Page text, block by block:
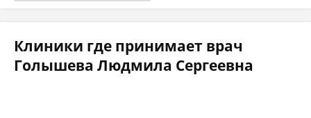
Клиники где принимает врач
Голышева Людмила Сергеевна